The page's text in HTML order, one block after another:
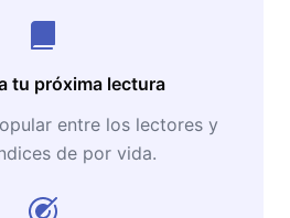
tu próxima lectura
entre los lectores y
de por vida.